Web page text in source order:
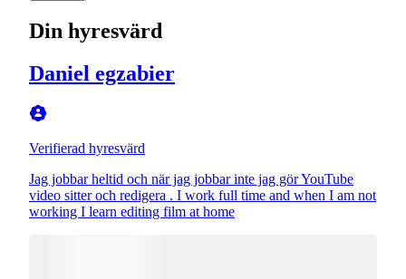
Din hyresvärd
Daniel egzabier
Verifierad hyresvärd
Jag jobbar heltid och när jag jobbar inte jag gör YouTube
video sitter och redigera . I work full time and when I am not
working I learn editing film at home